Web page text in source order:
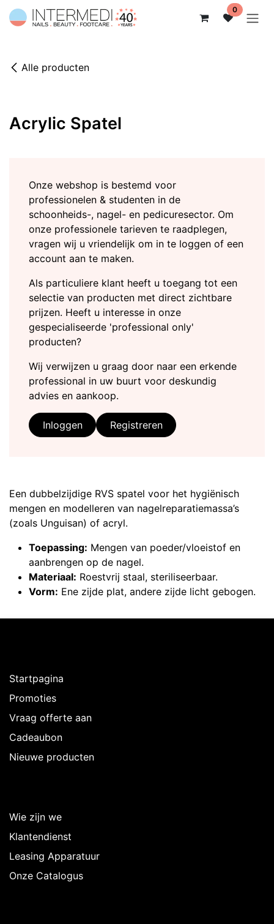
Overslaan naar inhoud 0
Alle producten
Acrylic Spatel
Een dubbelzijdige RVS spatel voor het hygiënisch
mengen en modelleren van nagelreparatiemassa’s
(zoals Unguisan) of acryl.
Toepassing: Mengen van poeder/vloeistof en
aanbrengen op de nagel.
Materiaal: Roestvrij staal, steriliseerbaar.
Vorm: Ene zijde plat, andere zijde licht gebogen.
Onze webshop is bestemd voor
professionelen & studenten in de
schoonheids-, nagel- en pedicuresector. Om
onze professionele tarieven te raadplegen,
vragen wij u vriendelijk om in te loggen of een
account aan te maken.
Als particuliere klant heeft u toegang tot een
selectie van producten met direct zichtbare
prijzen. Heeft u interesse in onze
gespecialiseerde 'professional only'
producten?
Wij verwijzen u graag door naar een erkende
professional in uw buurt voor deskundig
advies en aankoop.
Inloggen Registreren
Startpagina
Promoties
Vraag offerte aan
Cadeaubon
Nieuwe producten
Wie zijn we
Klantendienst
Leasing Apparatuur
Onze Catalogus